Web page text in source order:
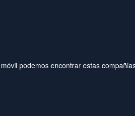
podemos encontrar estas